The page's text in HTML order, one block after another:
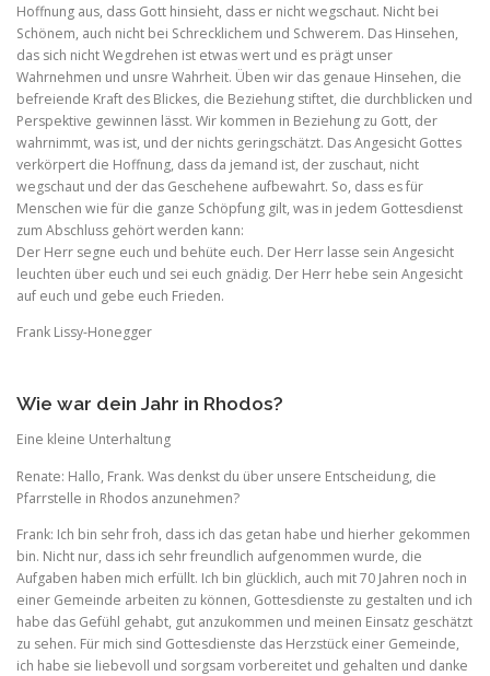
Hoffnung aus, dass Gott hinsieht, dass er nicht wegschaut. Nicht bei
Schönem, auch nicht bei Schrecklichem und Schwerem. Das Hinsehen,
das sich nicht Wegdrehen ist etwas wert und es prägt unser
Wahrnehmen und unsre Wahrheit. Üben wir das genaue Hinsehen, die
befreiende Kraft des Blickes, die Beziehung stiftet, die durchblicken und
Perspektive gewinnen lässt. Wir kommen in Beziehung zu Gott, der
wahrnimmt, was ist, und der nichts geringschätzt. Das Angesicht Gottes
verkörpert die Hoffnung, dass da jemand ist, der zuschaut, nicht
wegschaut und der das Geschehene aufbewahrt. So, dass es für
Menschen wie für die ganze Schöpfung gilt, was in jedem Gottesdienst
zum Abschluss gehört werden kann:
Der Herr segne euch und behüte euch. Der Herr lasse sein Angesicht
leuchten über euch und sei euch gnädig. Der Herr hebe sein Angesicht
auf euch und gebe euch Frieden.
Frank Lissy-Honegger
Wie war dein Jahr in Rhodos?
Eine kleine Unterhaltung
Renate: Hallo, Frank. Was denkst du über unsere Entscheidung, die
Pfarrstelle in Rhodos anzunehmen?
Frank: Ich bin sehr froh, dass ich das getan habe und hierher gekommen
bin. Nicht nur, dass ich sehr freundlich aufgenommen wurde, die
Aufgaben haben mich erfüllt. Ich bin glücklich, auch mit 70 Jahren noch in
einer Gemeinde arbeiten zu können, Gottesdienste zu gestalten und ich
habe das Gefühl gehabt, gut anzukommen und meinen Einsatz geschätzt
zu sehen. Für mich sind Gottesdienste das Herzstück einer Gemeinde,
ich habe sie liebevoll und sorgsam vorbereitet und gehalten und danke